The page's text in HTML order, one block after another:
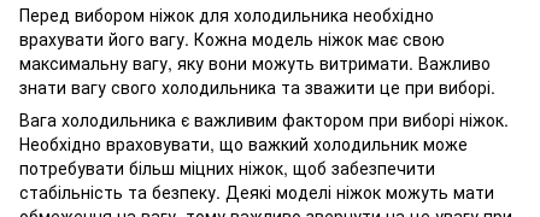
Перед вибором ніжок для холодильника необхідно
врахувати його вагу. Кожна модель ніжок має свою
максимальну вагу, яку вони можуть витримати. Важливо
знати вагу свого холодильника та зважити це при виборі.
Вага холодильника є важливим фактором при виборі ніжок.
Необхідно враховувати, що важкий холодильник може
потребувати більш міцних ніжок, щоб забезпечити
стабільність та безпеку. Деякі моделі ніжок можуть мати